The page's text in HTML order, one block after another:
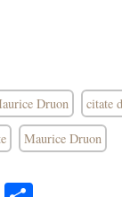
Druon citate
Maurice Druon